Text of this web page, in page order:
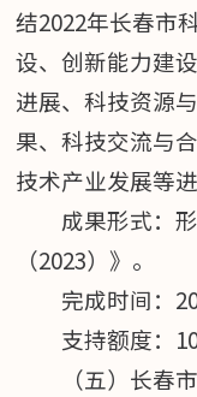
结2022年长春市
设、创新能力建
进展、科技资源
果、科技交流与
技术产业发展等
成果形式：
（2023）》。
完成时间：
支持额度：
（五）长春